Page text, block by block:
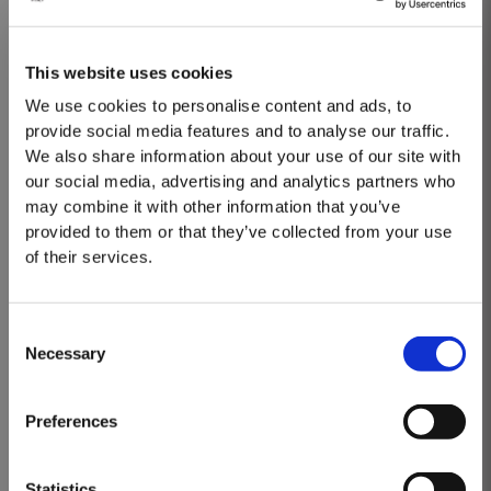
This website uses cookies
We use cookies to personalise content and ads, to
provide social media features and to analyse our traffic.
We also share information about your use of our site with
our social media, advertising and analytics partners who
may combine it with other information that you’ve
provided to them or that they’ve collected from your use
of their services.
Selection
Necessary
Preferences
de Diversidade Golden Vines®.
Através dos nossos projetos de investigação e
desenvolvimento em curso, pretendemos aprofundar
a nossa compreensão das práticas sustentáveis,
abordando as alterações climáticas e o seu impacto
no setor vitivinícola. Com uma visão de longo prazo
produção de vinho ambientalmente responsável,
e comunidades.
MASTERCLASSES NA TAYLOR'S
Masterclass do dia: Vargellas, disponível todos os dias às 15h. É
necessário fazer reserva.